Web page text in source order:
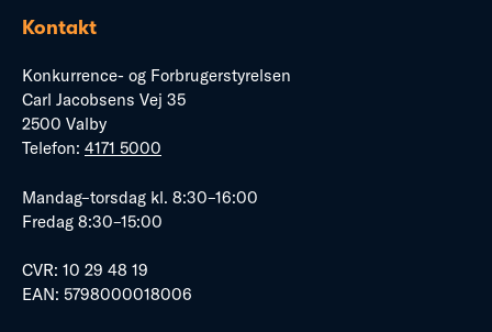
Kontakt
Konkurrence- og Forbrugerstyrelsen
Carl Jacobsens Vej 35
2500 Valby
Telefon: 4171 5000
Mandag–torsdag kl. 8:30–16:00
Fredag 8:30–15:00
CVR: 10 29 48 19
EAN: 5798000018006